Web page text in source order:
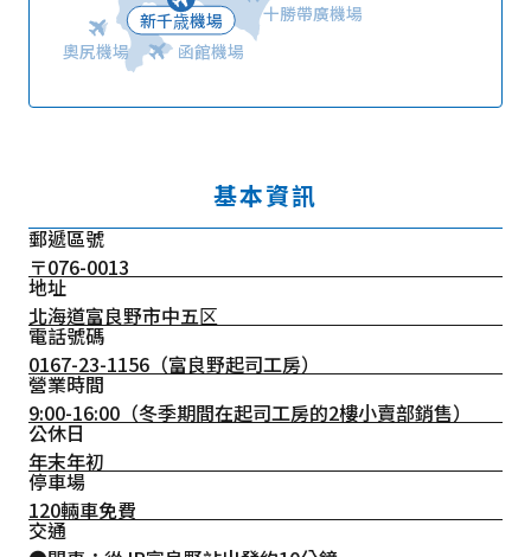
新千歳機場
函館機場
奧尻機場
十勝帶廣機場
基本資訊
郵遞區號
〒076-0013
地址
北海道富良野市中五区
電話號碼
0167-23-1156 （富良野起司工房）
營業時間
9:00-16:00（冬季期間在起司工房的2樓小賣部銷售）
公休日
年末年初
停車場
120輛車免費
交通